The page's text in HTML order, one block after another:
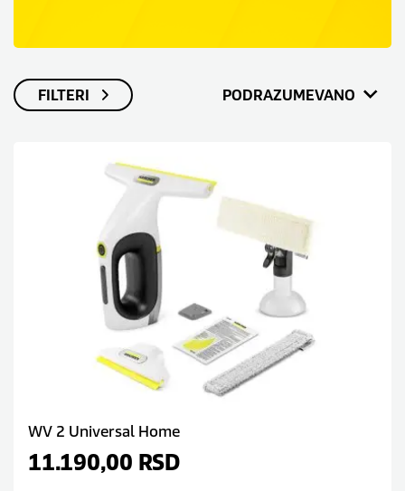
FILTERI PODRAZUMEVANO
WV 2 Universal Home
11.190,00 RSD